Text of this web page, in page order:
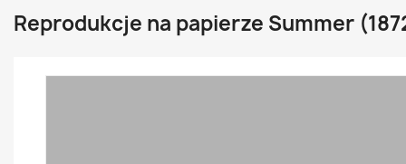
Reprodukcje na papierze Summer